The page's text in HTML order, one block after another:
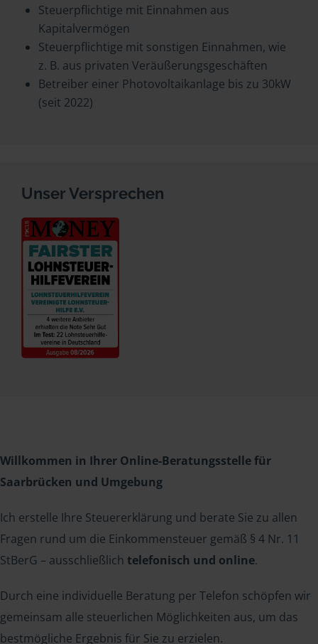
Steuerpflichtige mit Einnahmen aus
Kapitalvermögen
Steuerpflichtige mit sonstigen Einnahmen, wie
z. B. aus privaten Veräußerungsgeschäften
Betreiber einer Photovoltaikanlage bis zu 30kW
(seit 2022)
Unser Versprechen
Willkommen in Ihrer Online-Beratungsstelle für
Saarbrücken und Umgebung
Ich erstelle Ihre Steuererklärung und berate Sie zu allen
Fragen rund um die Einkommensteuer gemäß § 4 Nr. 11
StBerG – ausschließlich telefonisch und online.
Durch eine individuelle Beratung per Telefon schöpfen wir
gemeinsam alle steuerlichen Möglichkeiten aus, um das
bestmögliche Ergebnis für Sie zu erzielen.